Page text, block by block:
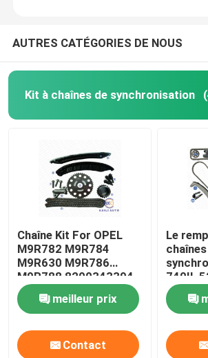
AUTRES CATÉGORIES DE NOUS
Kit à chaînes de synchronisation
Chaîne Kit For OPEL
M9R782 M9R784
M9R630 M9R786
M9R788 8200343394
112L 8200918797 de
synchronisation de la
CDTI de VAUXHALL
VIVARO 2,0
meilleur prix
Contact
Le
740IL
X5
DOHC